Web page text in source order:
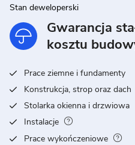
Stan deweloperski
Gwarancja
kosztu
Prace ziemne i fundamenty
Konstrukcja, strop oraz dach
Stolarka okienna i drzwiowa
Instalacje
Prace wykończeniowe